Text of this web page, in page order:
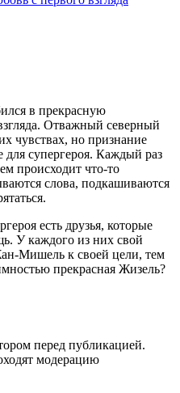
в прекрасную
Отважный северный
чувствах, но признание
супергероя. Каждый раз
происходит что-то
слова, подкашиваются
есть друзья, которые
У каждого из них свой
Мишель к своей цели, тем
прекрасная Жизель?
перед публикацией.
модерацию